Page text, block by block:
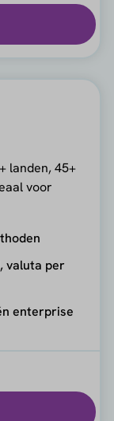
landen, 45+
voor
valuta per
enterprise